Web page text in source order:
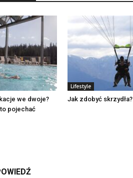
we dwoje?
pojechać
Lifestyle
Jak zdobyć skrzydła?